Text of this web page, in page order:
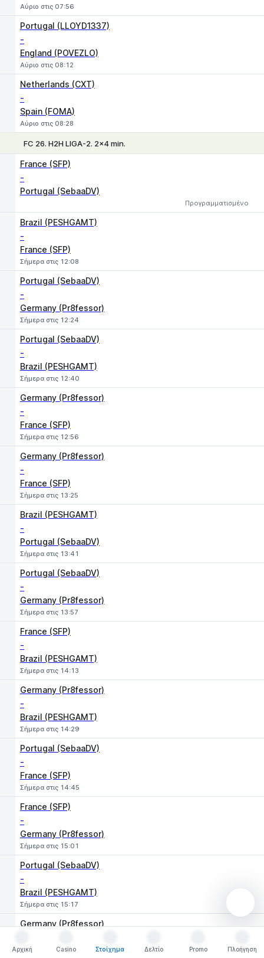
Αύριο στις 07:56
Portugal (LLOYD1337)
-
England (POVEZLO)
Αύριο στις 08:12
Netherlands (CXT)
-
Spain (FOMA)
Αύριο στις 08:28
FC 26. H2H LIGA-2. 2x4 min.
France (SFP)
-
Portugal (SebaaDV)
Προγραμματισμένο
Brazil (PESHGAMT)
-
France (SFP)
Σήμερα στις 12:08
Portugal (SebaaDV)
-
Germany (Pr8fessor)
Σήμερα στις 12:24
Portugal (SebaaDV)
-
Brazil (PESHGAMT)
Σήμερα στις 12:40
Germany (Pr8fessor)
-
France (SFP)
Σήμερα στις 12:56
Germany (Pr8fessor)
-
France (SFP)
Σήμερα στις 13:25
Brazil (PESHGAMT)
-
Portugal (SebaaDV)
Σήμερα στις 13:41
Portugal (SebaaDV)
-
Germany (Pr8fessor)
Σήμερα στις 13:57
France (SFP)
-
Brazil (PESHGAMT)
Σήμερα στις 14:13
Germany (Pr8fessor)
-
Brazil (PESHGAMT)
Σήμερα στις 14:29
Portugal (SebaaDV)
-
France (SFP)
Σήμερα στις 14:45
France (SFP)
-
Germany (Pr8fessor)
Σήμερα στις 15:01
Portugal (SebaaDV)
-
Brazil (PESHGAMT)
Σήμερα στις 15:17
Germany (Pr8fessor)
Portugal (SebaaDV)
Αρχική
Casino
Στοίχημα
Δελτίο
Promo
Πλοήγηση